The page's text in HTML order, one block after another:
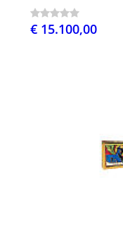
€ 15.100,00